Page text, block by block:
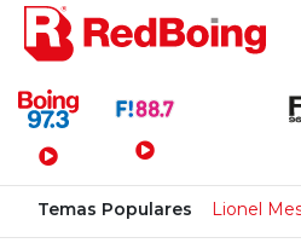
Menú Principal
Temas Populares Lionel